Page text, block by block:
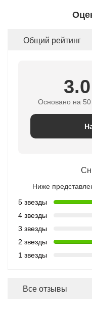
Общий рейтинг
3.0
Основано на 50
Ниже
5 звезды
4 звезды
3 звезды
2 звезды
1 звезды
Все отзывы